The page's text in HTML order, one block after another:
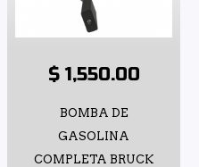
$ 1,550.00
BOMBA DE
GASOLINA
COMPLETA BRUCK